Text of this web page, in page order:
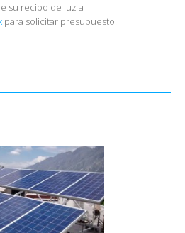
su recibo de luz a
para solicitar presupuesto.